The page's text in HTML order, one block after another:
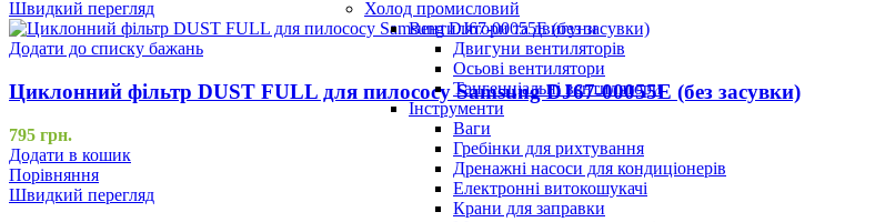
Холод промисловий
Вентилятори та двигуни
Двигуни вентиляторів
Осьові вентилятори
Тангенціальні вентилятори
Інструменти
Ваги
Гребінки для рихтування
Дренажні насоси для кондиціонерів
Електронні витокошукачі
Крани для заправки
Швидкий перегляд
Додати до списку бажань
Циклонний фільтр DUST FULL для пилососу Samsung DJ67-00055E (без засувки)
795 грн.
Додати в кошик
Порівняння
Швидкий перегляд